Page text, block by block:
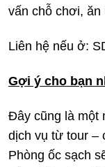
vấn chỗ chơi, ăn
Liên hệ nếu ở:
Gợi ý cho bạn
Đây cũng là một
dịch vụ từ tour –
Phòng ốc sạch